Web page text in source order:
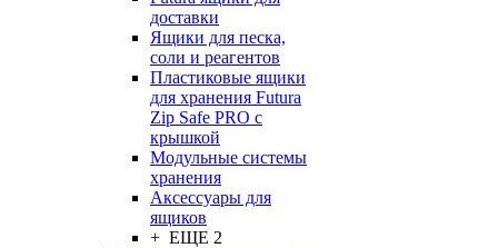
доставки
Ящики для песка,
соли и реагентов
Пластиковые ящики
для хранения Futura
Zip Safe PRO с
крышкой
Модульные системы
хранения
Аксессуары для
ящиков
+ ЕЩЕ 2